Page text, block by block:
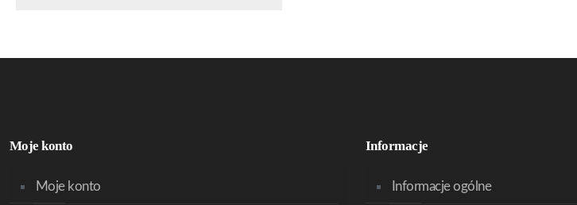
Moje konto
Moje konto
Informacje
Informacje ogólne